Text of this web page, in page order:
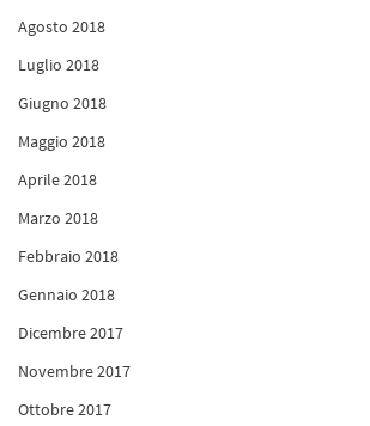
Agosto 2018
Luglio 2018
Giugno 2018
Maggio 2018
Aprile 2018
Marzo 2018
Febbraio 2018
Gennaio 2018
Dicembre 2017
Novembre 2017
Ottobre 2017